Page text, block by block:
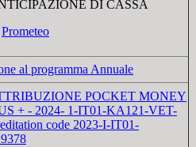
DI CASSA
Prometeo
al programma Annuale
POCKET MONEY
+ - 2024- 1-IT01-KA121-VET-
code 2023-I-IT01-